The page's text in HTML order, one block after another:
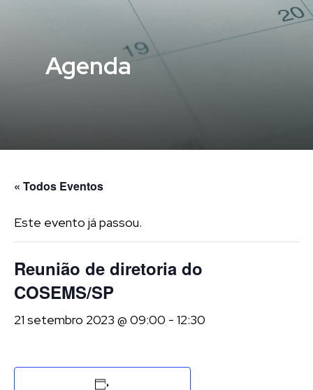
Agenda
« Todos Eventos
Este evento já passou.
Reunião de diretoria do
COSEMS/SP
21 setembro 2023 @ 09:00 - 12:30